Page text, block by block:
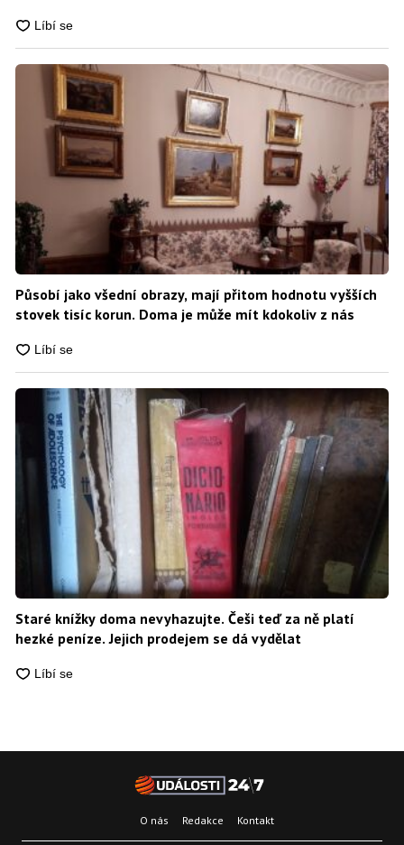
Působí jako všední obrazy, mají přitom hodnotu vyšších
stovek tisíc korun. Doma je může mít kdokoliv z nás
Staré knížky doma nevyhazujte. Češi teď za ně platí
hezké peníze. Jejich prodejem se dá vydělat
O nás Redakce Kontakt